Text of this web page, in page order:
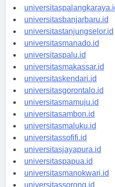
universitaspontianak.id
universitaspalangkaraya.id
universitasbanjarbaru.id
universitastanjungselor.id
universitasmanado.id
universitaspalu.id
universitasmakassar.id
universitaskendari.id
universitasgorontalo.id
universitasmamuju.id
universitasambon.id
universitasmaluku.id
universitassofifi.id
universitasjayapura.id
universitaspapua.id
universitasmanokwari.id